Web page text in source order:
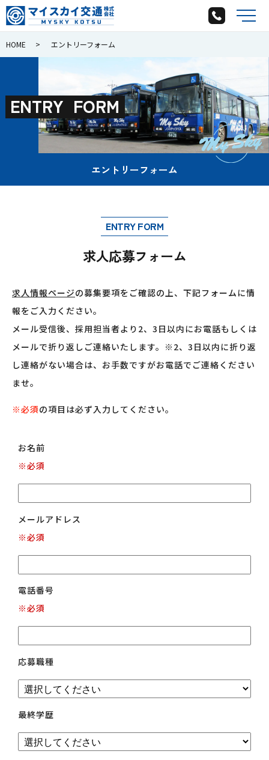
メ
HOME エントリーフォーム
ENTRY FORM
エントリーフォーム
ENTRY FORM
求人応募フォーム
求人情報ページの募集要項をご確認の上、下記フォームに情
報をご入力ください。
メール受信後、採用担当者より2、3日以内にお電話もしくは
メールで折り返しご連絡いたします。※2、3日以内に折り返
し連絡がない場合は、お手数ですがお電話でご連絡ください
ませ。
※必須の項目は必ず入力してください。
お名前
※必須
メールアドレス
※必須
電話番号
※必須
応募職種
最終学歴